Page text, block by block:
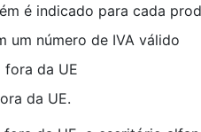
é indicado para cada
um número de IVA válido
fora da UE
da UE.